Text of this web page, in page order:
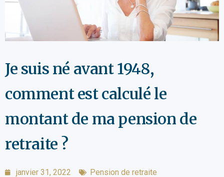
Je suis né avant 1948,
comment est calculé le
montant de ma pension de
retraite ?
janvier 31, 2022 Pension de retraite